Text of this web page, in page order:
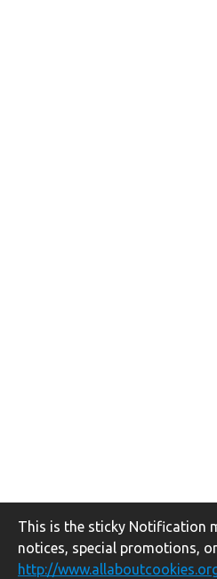
This is the sticky Notification
notices, special promotions,
http://